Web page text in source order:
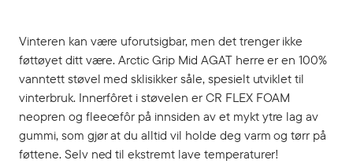
Vinteren kan være uforutsigbar, men det trenger ikke
føttøyet ditt være. Arctic Grip Mid AGAT herre er en 100%
vanntett støvel med sklisikker såle, spesielt utviklet til
vinterbruk. Innerfôret i støvelen er CR FLEX FOAM
neopren og fleecefôr på innsiden av et mykt ytre lag av
gummi, som gjør at du alltid vil holde deg varm og tørr på
føttene. Selv ned til ekstremt lave temperaturer!